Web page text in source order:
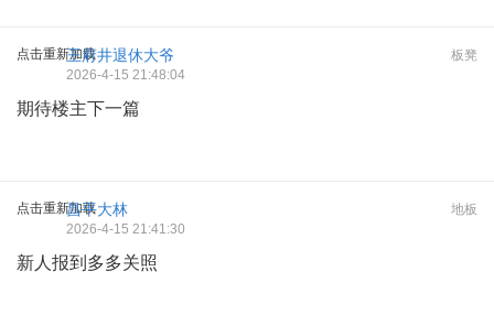
点击重新加载 板凳
王府井退休大爷
2026-4-15 21:48:04
期待楼主下一篇
点击重新加载 地板
昌平大林
2026-4-15 21:41:30
新人报到多多关照